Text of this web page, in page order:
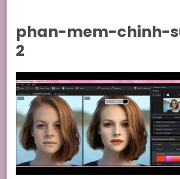
phan-mem-chinh-
2